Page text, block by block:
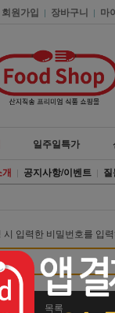
회원가입 | 장바구니 | 마
일주일특가
| 공지사항/이벤트 |
시 입력한 비밀번호를 입력
목록